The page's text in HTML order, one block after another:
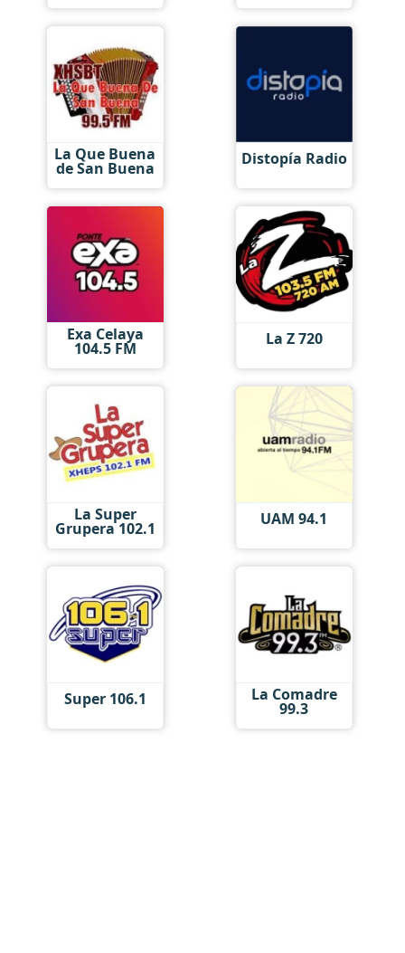
La Que Buena
de San Buena Distopía Radio
Exa Celaya
104.5 FM La Z 720
La Super
Grupera 102.1 UAM 94.1
Super 106.1 La Comadre
99.3